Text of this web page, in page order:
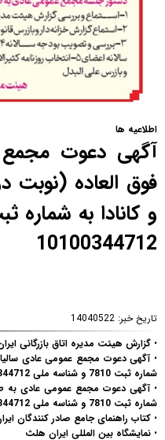
اطلاعیه ها
آگهی دعوت
فوق العاده (نوبت
10100344712
تاریخ خبر: 14040522
• گزارش هیئت مدیره اتاق بازرگانی
• آگهی دعوت مجمع عمومی عادی
شماره ثبت 7810 و شناسه ملی 10100344712
•آگهی دعوت مجمع عمومی عادی به طور
شماره ثبت 7810 و شناسه ملی 10100344712
• کتاب راهنمای جامع صادر کنندگان
• نمایشگاه بین المللی ایران هلث